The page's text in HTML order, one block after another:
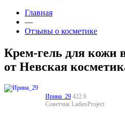
Главная
—
Отзывы о косметике
Крем-гель для кожи
от Невская
Ирина_29 422.6
Советчик LadiesProject